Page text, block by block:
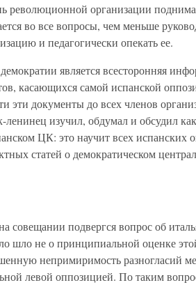
революционной организации
во все вопросы, чем меньше
и педагогически опекать ее.
является всесторонняя
касающихся самой испанской
эти документы до всех членов
изучил, обдумал и обсудил
ЦК: это научит всех испанских
статей о демократическом
совещании подвергся вопрос об
шло не о принципиальной оценке
непримиримость разногласий
левой оппозицией. По таким